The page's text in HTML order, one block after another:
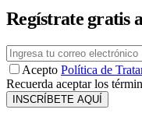
Regístrate gratis
Acepto Política de
Recuerda aceptar los
INSCRÍBETE AQUÍ